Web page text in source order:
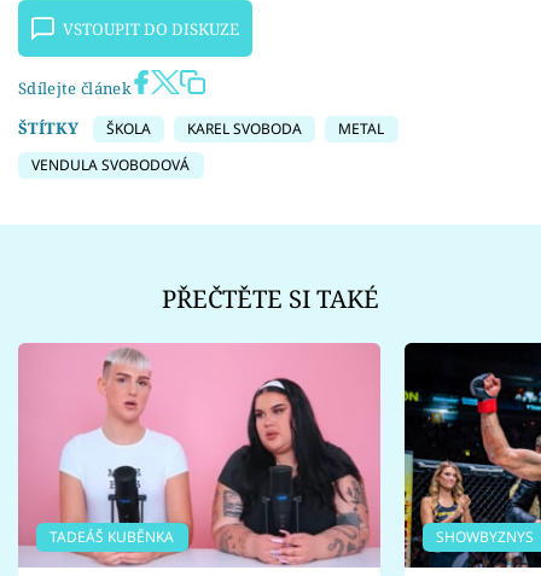
VSTOUPIT DO DISKUZE
Sdílejte článek
ŠTÍTKY
ŠKOLA KAREL SVOBODA
METAL
VENDULA SVOBODOVÁ
PŘEČTĚTE SI TAKÉ
TADEÁŠ KUBĚNKA SHOWBYZNYS